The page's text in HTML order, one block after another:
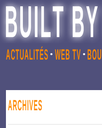
• •